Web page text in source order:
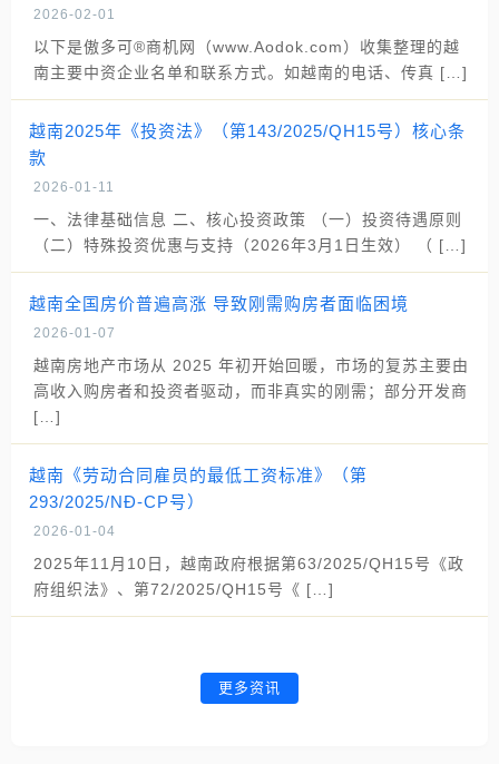
2026-02-01
以下是傲多可®商机网（www.Aodok.com）收集整理的越
南主要中资企业名单和联系方式。如越南的电话、传真 […]
越南2025年《投资法》（第143/2025/QH15号）核心条
款
2026-01-11
一、法律基础信息 二、核心投资政策 （一）投资待遇原则
（二）特殊投资优惠与支持（2026年3月1日生效） （ […]
越南全国房价普遍高涨 导致刚需购房者面临困境
2026-01-07
越南房地产市场从 2025 年初开始回暖，市场的复苏主要由
高收入购房者和投资者驱动，而非真实的刚需；部分开发商
[…]
越南《劳动合同雇员的最低工资标准》（第
293/2025/NĐ-CP号）
2026-01-04
2025年11月10日，越南政府根据第63/2025/QH15号《政
府组织法》、第72/2025/QH15号《 […]
更多资讯